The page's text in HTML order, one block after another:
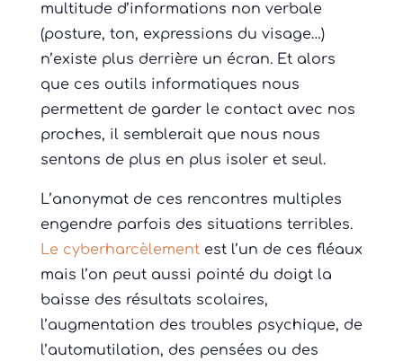
multitude d’informations non verbale
(posture, ton, expressions du visage…)
n’existe plus derrière un écran. Et alors
que ces outils informatiques nous
permettent de garder le contact avec nos
proches, il semblerait que nous nous
sentons de plus en plus isoler et seul.
L’anonymat de ces rencontres multiples
engendre parfois des situations terribles.
Le cyberharcèlementest l’un de ces fléaux
mais l’on peut aussi pointé du doigt la
baisse des résultats scolaires,
l’augmentation des troubles psychique, de
l’automutilation, des pensées ou des